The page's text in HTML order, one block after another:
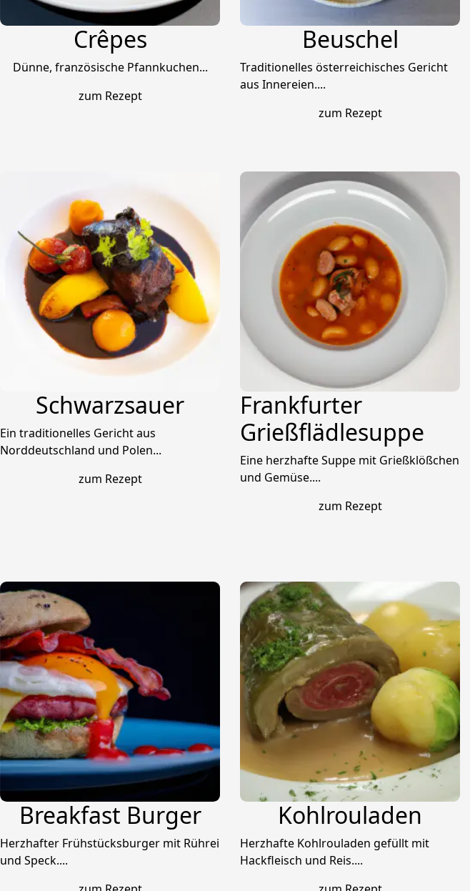
Crêpes
Dünne, französische Pfannkuchen...
zum Rezept
Beuschel
Traditionelles österreichisches Gericht
aus Innereien....
zum Rezept
Schwarzsauer
Ein traditionelles Gericht aus
Norddeutschland und Polen...
zum Rezept
Frankfurter
Grießflädlesuppe
Eine herzhafte Suppe mit Grießklößchen
und Gemüse....
zum Rezept
Breakfast Burger
Herzhafter Frühstücksburger mit Rührei
und Speck....
Kohlrouladen
Herzhafte Kohlrouladen gefüllt mit
Hackfleisch und Reis....